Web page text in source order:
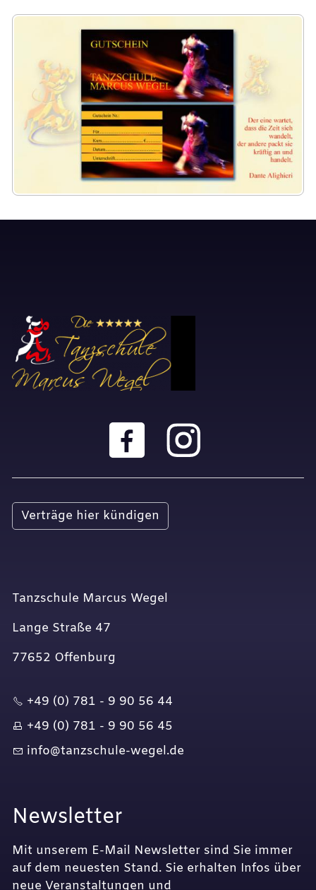
Verträge hier kündigen
Tanzschule Marcus Wegel
Lange Straße 47
77652 Offenburg
+49 (0) 781 - 9 90 56 44
+49 (0) 781 - 9 90 56 45
nf
t nzsch l -w g l d
Newsletter
Mit unserem E-Mail Newsletter sind Sie immer
auf dem neuesten Stand. Sie erhalten Infos über
neue Veranstaltungen und